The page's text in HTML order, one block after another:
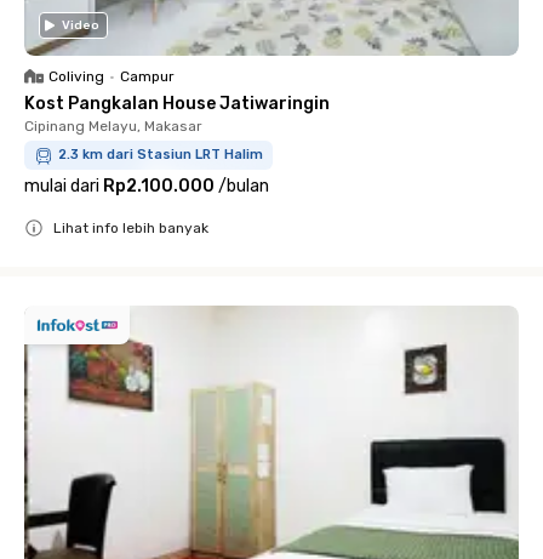
Video
Coliving • Campur
Kost Pangkalan House Jatiwaringin
Cipinang Melayu, Makasar
2.3 km dari Stasiun LRT Halim
mulai dari Rp2.100.000 /bulan
Lihat info lebih banyak